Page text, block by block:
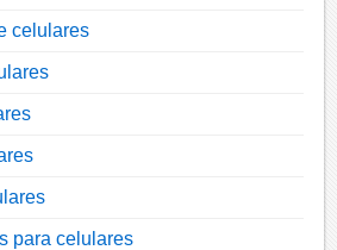
celulares
para celulares